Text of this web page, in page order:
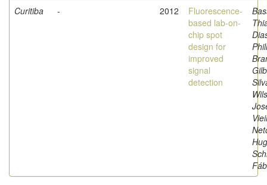
Curitiba - 2012
Fluorescence-
based lab-on-
chip spot
design for
improved
signal
detection